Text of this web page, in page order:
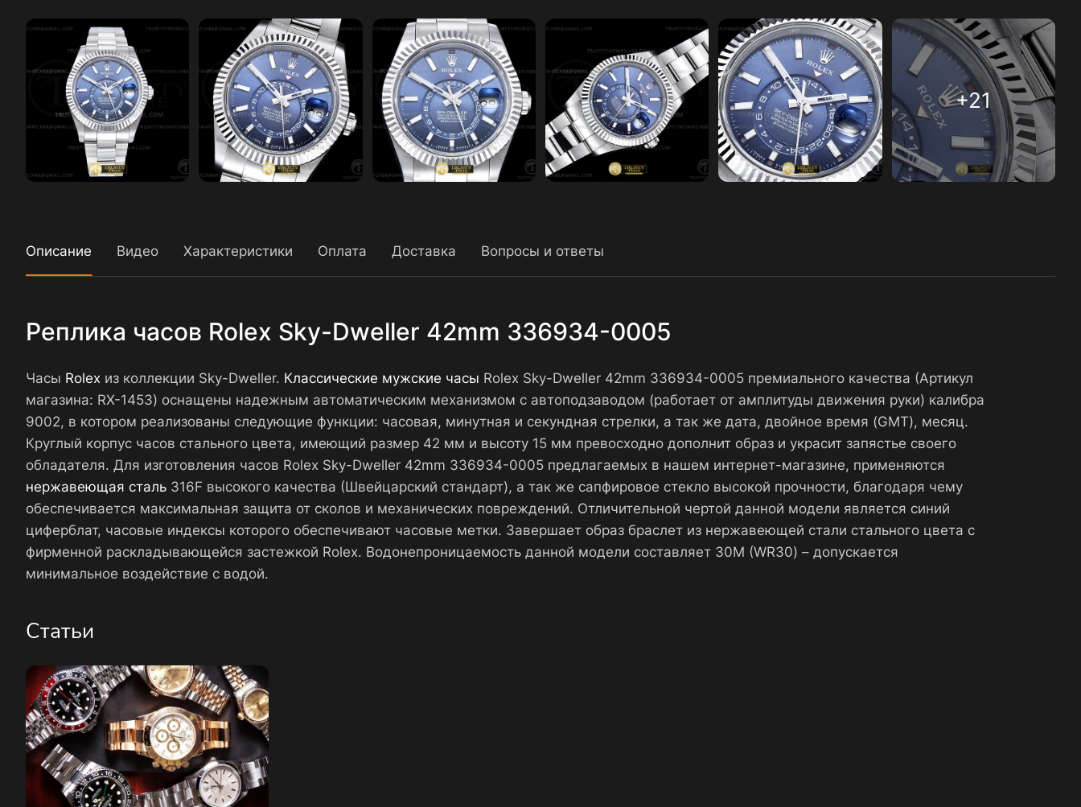
Описание Видео Характеристики Оплата Доставка Вопросы и ответы
Реплика часов Rolex Sky-Dweller 42mm 336934-0005
Часы Rolex из коллекции Sky-Dweller. Классические мужские часы Rolex Sky-Dweller 42mm 336934-0005 премиального качества (Артикул
магазина: RX-1453) оснащены надежным автоматическим механизмом с автоподзаводом (работает от амплитуды движения руки) калибра
9002, в котором реализованы следующие функции: часовая, минутная и секундная стрелки, а так же дата, двойное время (GMT), месяц.
Круглый корпус часов стального цвета, имеющий размер 42 мм и высоту 15 мм превосходно дополнит образ и украсит запястье своего
обладателя. Для изготовления часов Rolex Sky-Dweller 42mm 336934-0005 предлагаемых в нашем интернет-магазине, применяются
нержавеющая сталь 316F высокого качества (Швейцарский стандарт), а так же сапфировое стекло высокой прочности, благодаря чему
обеспечивается максимальная защита от сколов и механических повреждений. Отличительной чертой данной модели является синий
циферблат, часовые индексы которого обеспечивают часовые метки. Завершает образ браслет из нержавеющей стали стального цвета с
фирменной раскладывающейся застежкой Rolex. Водонепроницаемость данной модели составляет 30М (WR30) – допускается
минимальное воздействие с водой.
Статьи